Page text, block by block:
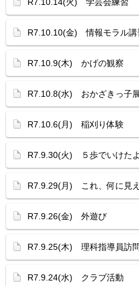
R7.10.10(金) 情報モラル講
R7.10.9(木) かげの観察
R7.10.8(水) おかざきっ子
R7.10.6(月) 稲刈り体験
R7.9.30(火) ５歩でいけたよ
R7.9.29(月) これ、何に見
R7.9.26(金) 外遊び
R7.9.25(木) 理科指導員訪問
R7.9.24(水) クラブ活動